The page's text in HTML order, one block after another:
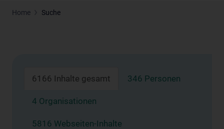
Home Suche
6166 Inhalte gesamt 346 Personen
4 Organisationen
5816 Webseiten-Inhalte